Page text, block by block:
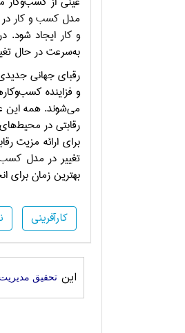
مدلکسب و کاردر قالب حدود ۱۲ سؤال
و کارایجاد شود.
به‌سرعت در حال
رقبای جهانی
و فزاینده‌
می‌شوند. همه‌ این
رقابتی در
برای ارائه‌ مزیت
تغییر در مدل کسب
بهترین زمان برای
کارآفرینی
این تحقیق مديريت